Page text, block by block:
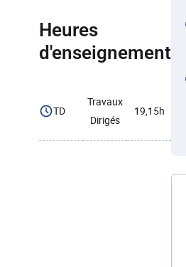
Heures
d'enseignement
TD
Travaux
Dirigés
19,15h